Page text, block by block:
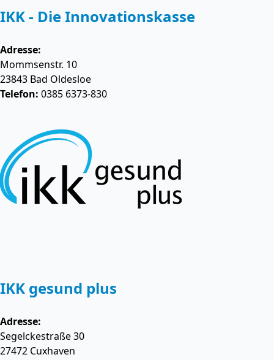
IKK - Die Innovationskasse
Adresse:
Mommsenstr. 10
23843 Bad Oldesloe
Telefon: 0385 6373-830
IKK gesund plus
Adresse:
Segelckestraße 30
27472 Cuxhaven